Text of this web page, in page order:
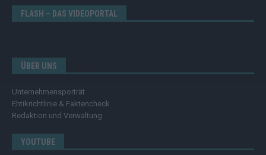
FLASH – DAS VIDEOPORTAL
ÜBER UNS
Unternehmensporträt
Ehtikrichtlinie & Faktencheck
Redaktion und Verwaltung
YOUTUBE